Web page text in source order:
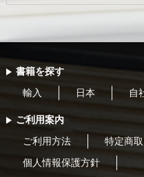
書籍を探す
輸入 日本 自
ご利用案内
ご利用方法 特定商
個人情報保護方針